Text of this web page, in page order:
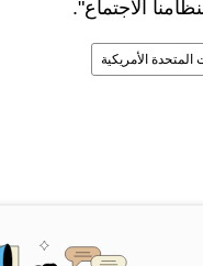
الاجتماع".
المتحدة الأمريكية